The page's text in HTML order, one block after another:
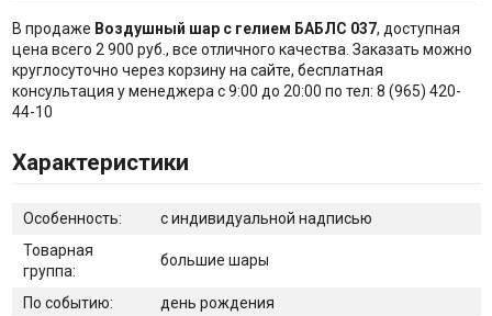
В продаже Воздушный шар с гелием БАБЛС 037, доступная
цена всего 2 900 руб., все отличного качества. Заказать можно
круглосуточно через корзину на сайте, бесплатная
консультация у менеджера с 9:00 до 20:00 по тел: 8 (965) 420-
44-10
Характеристики
Особенность:
с индивидуальной надписью
Товарная
группа:
большие шары
По событию:
день рождения